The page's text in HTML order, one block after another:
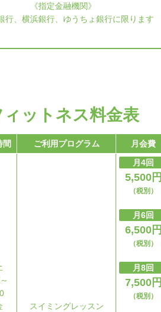
《指定金融機関》
行、横浜銀行、ゆうちょ銀行に限ります
ィットネス料金表
間 ご利用プログラム 月会費
スイミングレッスン
月4回
5,500
（税別）
月6回
6,500
（税別）
月8回
7,500
（税別）